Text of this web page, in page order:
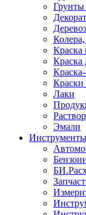
Грунты
Краска
Краска
Краски
Лаки
Эмали
Инструменты